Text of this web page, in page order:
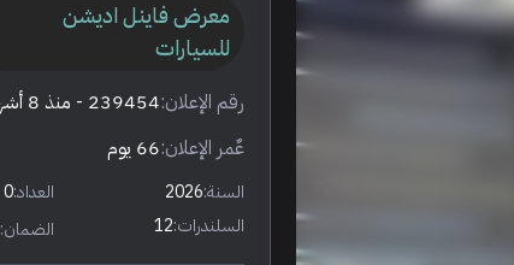
معرض فاينل اديشن
للسيارات
رقم الإعلان:239454 - منذ 8 أشهر
عٌمر الإعلان:66 يوم
السنة:2026 العداد:0
السلندرات:12 الضمان: